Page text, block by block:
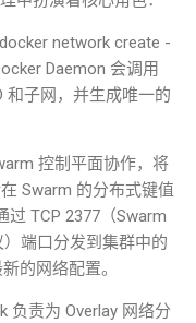
network create -
Daemon 会调用
和子网，并生成唯一的
控制平面协作，将
Swarm 的分布式键值
过 TCP 2377 （Swarm
）端口分发到集群中的
的网络配置。
负责为 Overlay 网络分